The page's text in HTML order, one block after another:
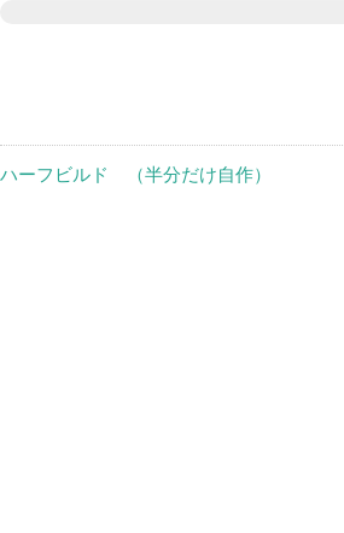
ハーフビルド （半分だけ自作）